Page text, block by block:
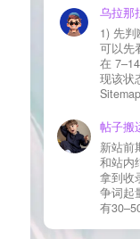
全插件） 检查是否启用了“缓
口路
看服务
导致回调执行
json、
关文档配置） 关闭
合并压缩测试
则
乌拉那
1) 先判
可以先
在
现该状
手。 2)
情况基
乎没有
有页面
URL、
章。
判断“
的人工
帖子搬
新站前
和站内
拿到收
争词起
有